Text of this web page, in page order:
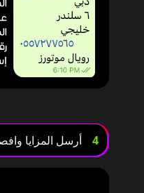
4 أرسل المزايا